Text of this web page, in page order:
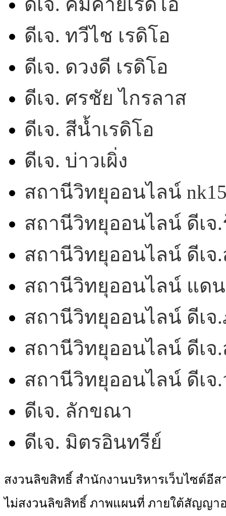
ดีเจ. ทวีไช เรดิโอ
ดีเจ. ดวงดี เรดิโอ
ดีเจ. ศรชัย ไกรลาส
ดีเจ. สีน้ำเรดิโอ
ดีเจ. บ่าวเผิ่ง
สถานีวิทยุออนไลน์
สถานีวิทยุออนไลน์ ดีเจ
สถานีวิทยุออนไลน์ ดีเ
สถานีวิทยุออนไลน์ แดน
สถานีวิทยุออนไลน์ ดีเจ
สถานีวิทยุออนไลน์ ดีเจ
สถานีวิทยุออนไลน์ ดีเ
ดีเจ. ลักขณา
ดีเจ. มิตรอินทรีย์
สงวนลิขสิทธิ์ สำนักงานบริหารเว็บไซต์อีส
ไม่สงวนลิขสิทธิ์ ภาพแผนที่ ภายใต้สัญญ